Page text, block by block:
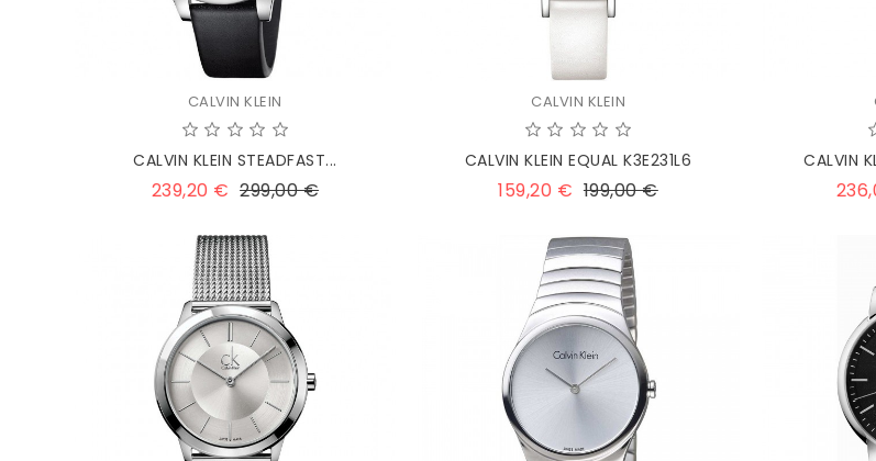
CALVIN KLEIN
CALVIN KLEIN STEADFAST...
239,20 € Prezzo
299,00 €Prezzo
CALVIN KLEIN
CALVIN KLEIN EQUAL K3E231L6
159,20 € Prezzo
199,00 €Prezzo
CALVIN